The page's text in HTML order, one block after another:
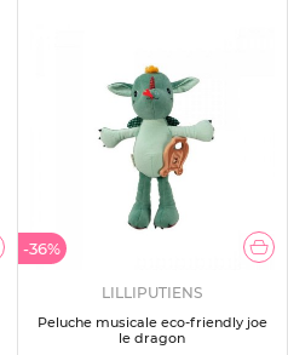
-36%
LILLIPUTIENS
Peluche musicale eco-friendly joe
le dragon